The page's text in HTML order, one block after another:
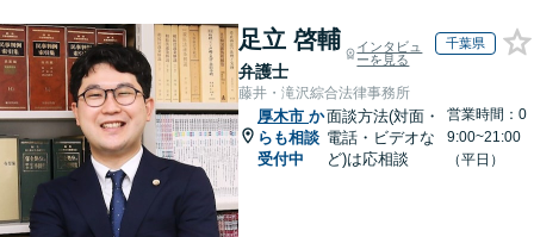
足立 啓輔
弁護士
インタビュ
ーを見る
千葉県
藤井・滝沢綜合法律事務所
厚木市 か
らも相談
受付中
面談方法(対面・
電話・ビデオな
ど)は応相談
営業時間：0
9:00~21:00
（平日）